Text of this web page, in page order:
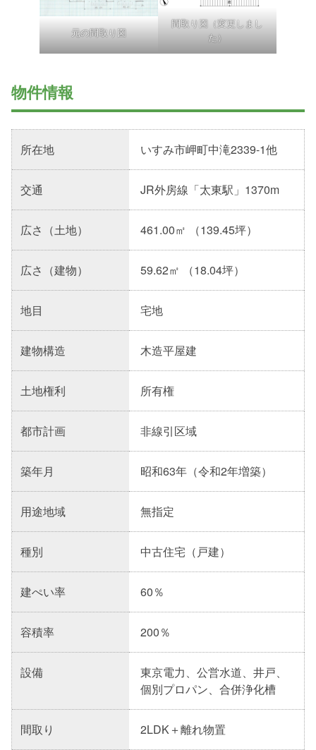
元の間取り図
間取り図（変更しまし
た）
物件情報
所在地 いすみ市岬町中滝2339-1他
交通 JR外房線「太東駅」1370m
広さ（土地） 461.00㎡ （139.45坪）
広さ（建物） 59.62㎡ （18.04坪）
地目 宅地
建物構造 木造平屋建
土地権利 所有権
都市計画 非線引区域
築年月 昭和63年（令和2年増築）
用途地域 無指定
種別 中古住宅（戸建）
建ぺい率 60％
容積率 200％
設備
東京電力、公営水道、井戸、
個別プロパン、合併浄化槽
間取り 2LDK＋離れ物置